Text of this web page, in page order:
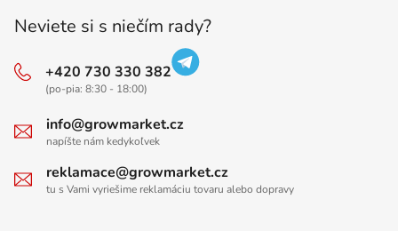
Neviete si s niečím rady?
+420 730 330 382
(po-pia: 8:30 - 18:00)
info@growmarket.cz
napíšte nám kedykoľvek
reklamace@growmarket.cz
tu s Vami vyriešime reklamáciu tovaru alebo dopravy